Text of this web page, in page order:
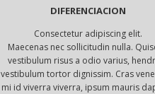
DIFERENCIACION
Consectetur adipiscing elit.
Maecenas nec sollicitudin nulla.
vestibulum risus a odio varius,
vestibulum tortor dignissim. Cras
mi id viverra viverra, ipsum mauris